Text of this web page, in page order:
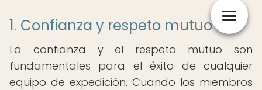
1. Confianza y respeto mutuo
La confianza y el respeto mutuo son
fundamentales para el éxito de cualquier
equipo de expedición. Cuando los miembros